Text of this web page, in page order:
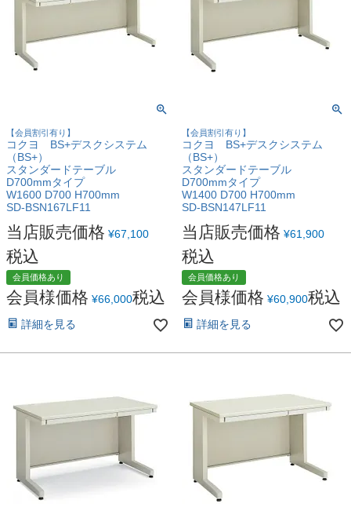
【会員割引有り】
コクヨ BS+デスクシステム
（BS+）
スタンダードテーブル
D700mmタイプ
W1600 D700 H700mm
SD-BSN167LF11
当店販売価格 ¥67,100
税込
会員価格あり
会員様価格 ¥66,000税込
詳細を見る
【会員割引有り】
コクヨ BS+デスクシステム
（BS+）
スタンダードテーブル
D700mmタイプ
W1400 D700 H700mm
SD-BSN147LF11
当店販売価格 ¥61,900
税込
会員価格あり
会員様価格 ¥60,900税込
詳細を見る